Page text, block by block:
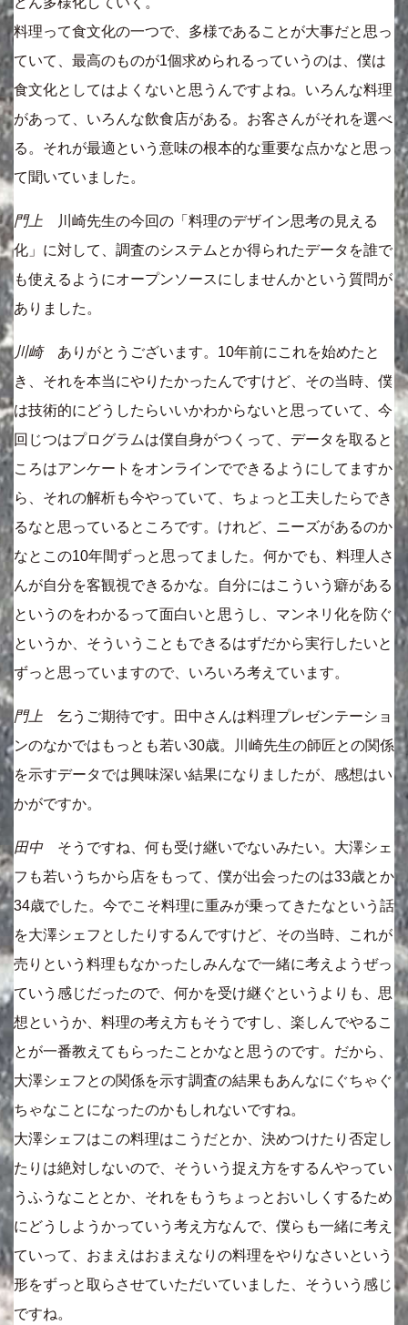
料理って食文化の一つで、多様であることが大事だと思っ
ていて、最高のものが1個求められるっていうのは、僕は
食文化としてはよくないと思うんですよね。いろんな料理
があって、いろんな飲食店がある。お客さんがそれを選べ
る。それが最適という意味の根本的な重要な点かなと思っ
て聞いていました。
門上 川崎先生の今回の「料理のデザイン思考の見える
化」に対して、調査のシステムとか得られたデータを誰で
も使えるようにオープンソースにしませんかという質問が
ありました。
川崎ありがとうございます。10年前にこれを始めたと
き、それを本当にやりたかったんですけど、その当時、僕
は技術的にどうしたらいいかわからないと思っていて、今
回じつはプログラムは僕自身がつくって、データを取ると
ころはアンケートをオンラインでできるようにしてますか
ら、それの解析も今やっていて、ちょっと工夫したらでき
るなと思っているところです。けれど、ニーズがあるのか
なとこの10年間ずっと思ってました。何かでも、料理人さ
んが自分を客観視できるかな。自分にはこういう癖がある
というのをわかるって面白いと思うし、マンネリ化を防ぐ
というか、そういうこともできるはずだから実行したいと
ずっと思っていますので、いろいろ考えています。
門上 乞うご期待です。田中さんは料理プレゼンテーショ
ンのなかではもっとも若い30歳。川崎先生の師匠との関係
を示すデータでは興味深い結果になりましたが、感想はい
かがですか。
田中そうですね、何も受け継いでないみたい。大澤シェ
フも若いうちから店をもって、僕が出会ったのは33歳とか
34歳でした。今でこそ料理に重みが乗ってきたなという話
を大澤シェフとしたりするんですけど、その当時、これが
売りという料理もなかったしみんなで一緒に考えようぜっ
ていう感じだったので、何かを受け継ぐというよりも、思
想というか、料理の考え方もそうですし、楽しんでやるこ
とが一番教えてもらったことかなと思うのです。だから、
大澤シェフとの関係を示す調査の結果もあんなにぐちゃぐ
ちゃなことになったのかもしれないですね。
大澤シェフはこの料理はこうだとか、決めつけたり否定し
たりは絶対しないので、そういう捉え方をするんやってい
うふうなこととか、それをもうちょっとおいしくするため
にどうしようかっていう考え方なんで、僕らも一緒に考え
ていって、おまえはおまえなりの料理をやりなさいという
形をずっと取らさせていただいていました、そういう感じ
ですね。